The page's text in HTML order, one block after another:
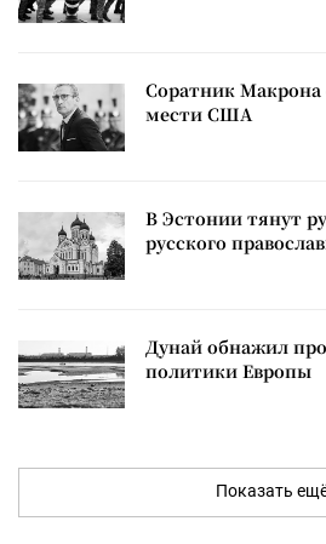
Соратник Макрона
мести США
В Эстонии тянут
русского
Дунай обнажил
политики Европы
Показать